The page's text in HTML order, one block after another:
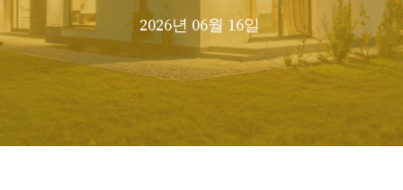
2026년 06월 16일